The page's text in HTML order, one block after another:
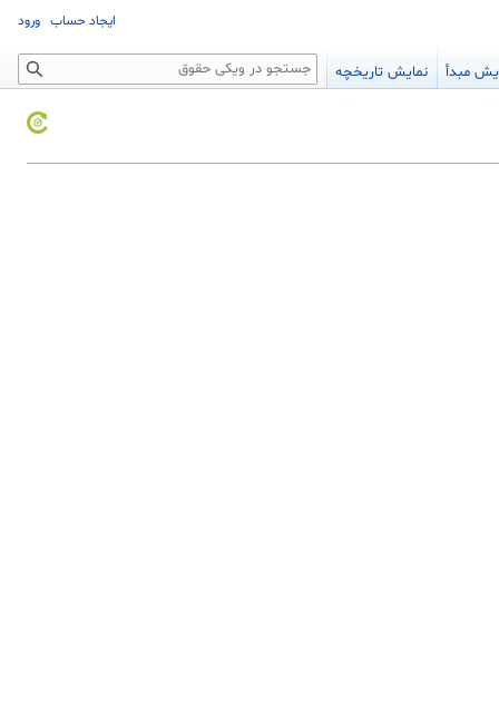
ایجاد حساب ورود
مبدأ نمایش تاریخچه جستجو